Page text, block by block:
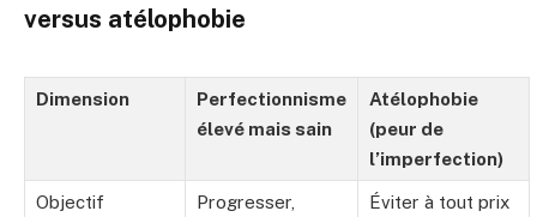
versus atélophobie
Dimension
Perfectionnisme
élevé mais sain
Atélophobie
(peur de
l’imperfection)
Objectif
Progresser,
Éviter à tout prix